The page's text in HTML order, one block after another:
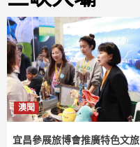
澳聞
宜昌參展旅博會推廣特色文旅